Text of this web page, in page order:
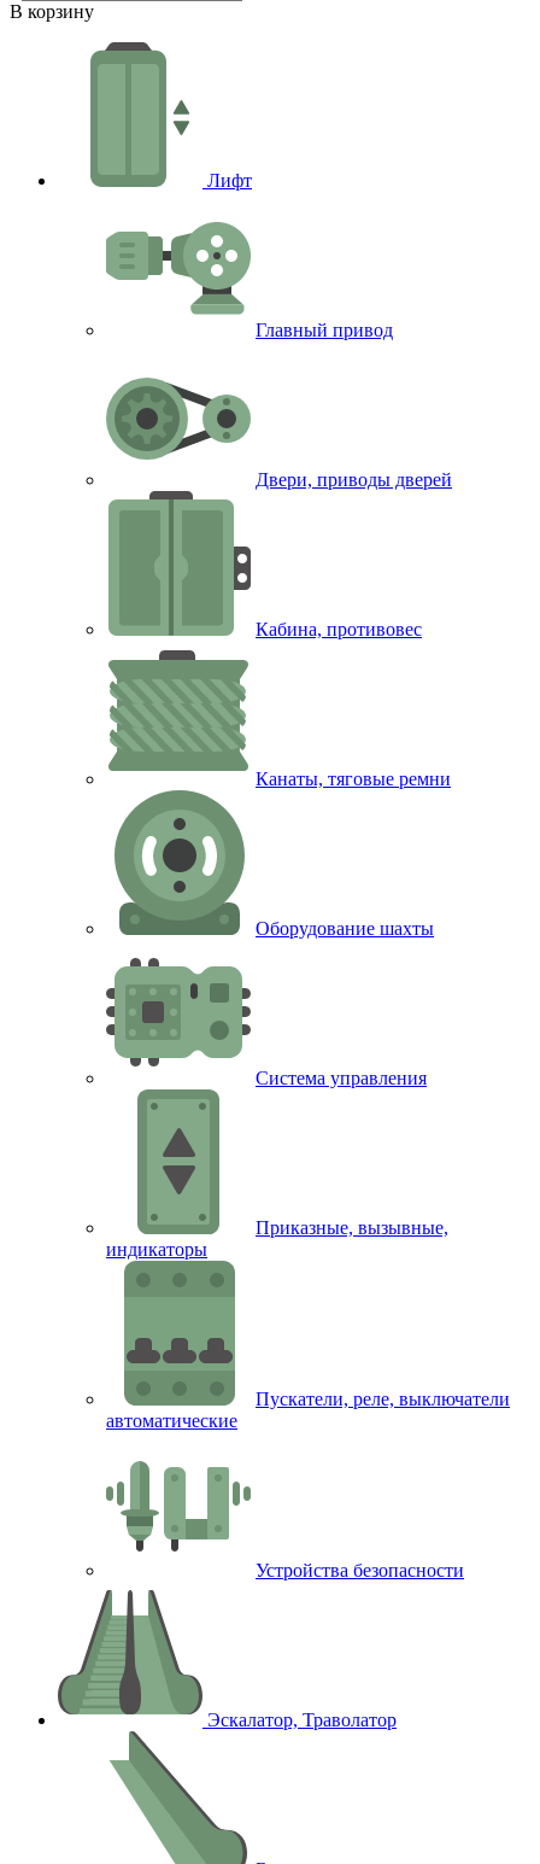
В корзину
Лифт
Главный привод
Двери, приводы дверей
Кабина, противовес
Канаты, тяговые ремни
Оборудование шахты
Система управления
Приказные, вызывные,
индикаторы
Пускатели, реле, выключатели
автоматические
Устройства безопасности
Эскалатор, Траволатор